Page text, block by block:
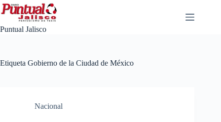
Saltar
al
contenido
Puntual Jalisco
Etiqueta Gobierno de la Ciudad de México
Nacional